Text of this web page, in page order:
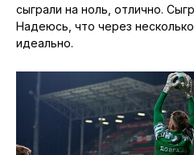
сыграли на ноль, отлично.
Надеюсь, что через
идеально.